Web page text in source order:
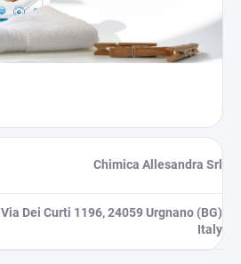
Chimica Allesandra Srl
Via Dei Curti 1196, 24059 Urgnano (BG)
Italy